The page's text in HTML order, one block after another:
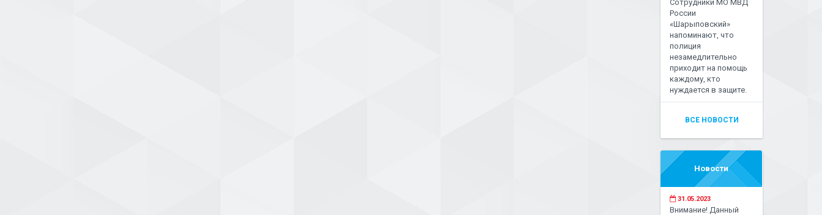
Сотрудники МО МВД
России
«Шарыповский»
напоминают, что
полиция
незамедлительно
приходит на помощь
каждому, кто
нуждается в защите.
ВСЕ НОВОСТИ
Новости
31.05.2023
Внимание! Данный